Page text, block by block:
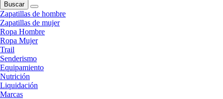
Buscar
Zapatillas de hombre
Zapatillas de mujer
Ropa Hombre
Ropa Mujer
Trail
Senderismo
Equipamiento
Nutrición
Liquidación
Marcas